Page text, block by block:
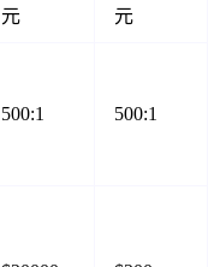
元
元
500:1 500:1